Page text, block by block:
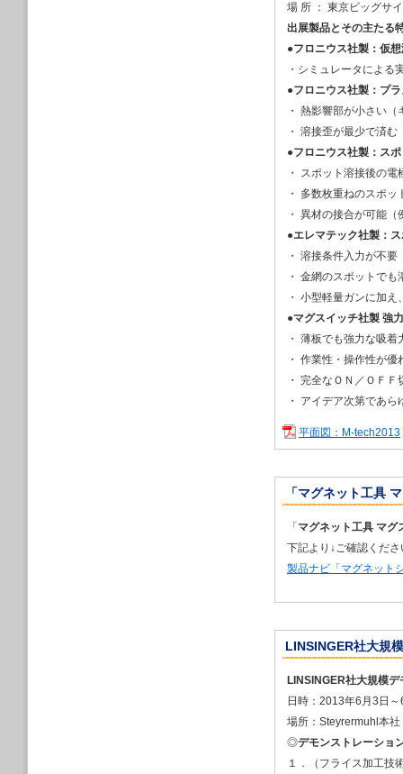
2022/01/19
2023年３月15日
エネルギーWeek
2023/01/10
ハイパーサーム
2022/12/15
年末年始休業のお
2022/12/15
ロボット導入に
2022/12/04
2023年２月１日
出展します
2022/12/02
2022年12月14日
スEXPO」に出展
2022/09/14
2022年12月７日
テナンスショー
2022/09/14
2022年11月８日
機械見本市（
2022/09/14
2022年11月８日
2022/09/12
2022」に出展し
2022/09/12
2022年10月５日
プリンタ展」に
2022/09/12
2022年９月27日
ストフォーラム
2022/04/05
2022年４月13日
2021/12/28
年末年始休業のお
2021/12/14
2022年３月16日
Week」に出展し
場 所 ： 東京ビッグサ
出展製品とその主たる
●フロニウス社製：仮
・シミュレータによる
●フロニウス社製：プ
・ 熱影響部が小さい
・ 溶接歪が最少で済む
●フロニウス社製：ス
・ スポット溶接後の電
・ 多数枚重ねのスポッ
・ 異材の接合が可能
●エレマテック社製：
・ 溶接条件入力が不要
・ 金網のスポットで
・ 小型軽量ガンに加
●マグスイッチ社製 強
・ 薄板でも強力な吸着
・ 作業性・操作性が優
・ 完全なＯＮ／ＯＦ
・ アイデア次第であ
平面図：M-tech2013
「マグネット工具
「 マグネット工具 マグ
下記より↓ご確認くださ
製品ナビ「マグネット
LINSINGER社大規
LINSINGER社大規模デ
日時：2013年6月3日
場所：Steyrermuhl本
◎デモンストレーショ
１．（フライス加工技